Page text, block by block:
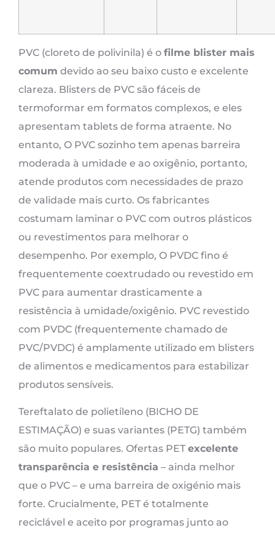
PVC (cloreto de polivinila) é o filme blister mais
comum devido ao seu baixo custo e excelente
clareza. Blisters de PVC são fáceis de
termoformar em formatos complexos, e eles
apresentam tablets de forma atraente. No
entanto, O PVC sozinho tem apenas barreira
moderada à umidade e ao oxigênio, portanto,
atende produtos com necessidades de prazo
de validade mais curto. Os fabricantes
costumam laminar o PVC com outros plásticos
ou revestimentos para melhorar o
desempenho. Por exemplo, O PVDC fino é
frequentemente coextrudado ou revestido em
PVC para aumentar drasticamente a
resistência à umidade/oxigênio. PVC revestido
com PVDC (frequentemente chamado de
PVC/PVDC) é amplamente utilizado em blisters
de alimentos e medicamentos para estabilizar
produtos sensíveis.
Tereftalato de polietileno (BICHO DE
ESTIMAÇÃO) e suas variantes (PETG) também
são muito populares. Ofertas PETexcelente
transparência e resistência – ainda melhor
que o PVC – e uma barreira de oxigénio mais
forte. Crucialmente, PET é totalmente
reciclável e aceito por programas junto ao